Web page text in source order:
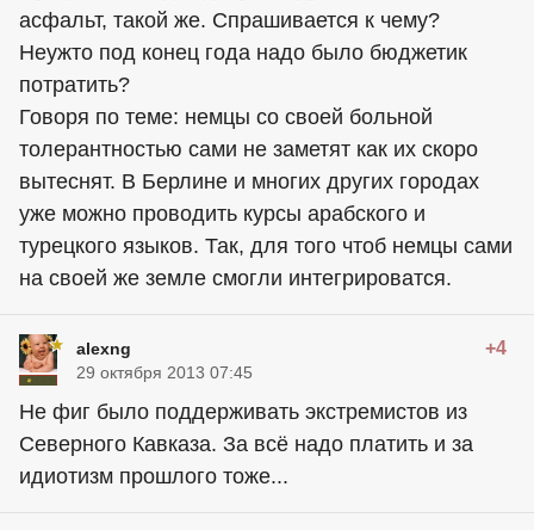
асфальт, такой же. Спрашивается к чему?
Неужто под конец года надо было бюджетик
потратить?
Говоря по теме: немцы со своей больной
толерантностью сами не заметят как их скоро
вытеснят. В Берлине и многих других городах
уже можно проводить курсы арабского и
турецкого языков. Так, для того чтоб немцы сами
на своей же земле смогли интегрироватся.
alexng +4
29 октября 2013 07:45
Не фиг было поддерживать экстремистов из
Северного Кавказа. За всё надо платить и за
идиoтизм прошлого тоже...